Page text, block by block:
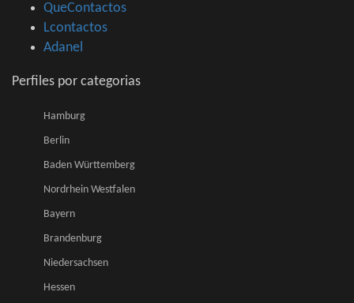
QueContactos
Lcontactos
Adanel
Perfiles por categorias
Hamburg
Berlin
Baden Württemberg
Nordrhein Westfalen
Bayern
Brandenburg
Niedersachsen
Hessen